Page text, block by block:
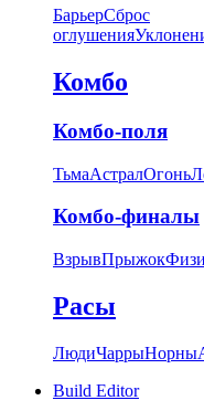
БарьерСброс
оглушения
Комбо
Комбо-поля
ТьмаАстралОгонь
Комбо-финалы
ВзрывПрыжок
Расы
ЛюдиЧаррыНорны
Build Editor